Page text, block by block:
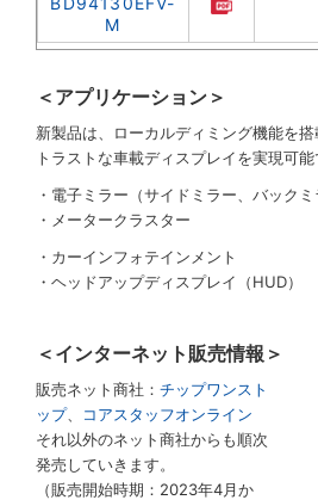
M
＜アプリケーション＞
新製品は、ローカルディミング機能を
トラストな車載ディスプレイを実現可能
・電子ミラー（サイドミラー、バックミ
・メータークラスター
・カーインフォテインメント
・ヘッドアップディスプレイ（HUD）
＜インターネット販売情報＞
販売ネット商社： チップワンスト
ップ、
コアスタッフオンライン
それ以外のネット商社からも順次
発売していきます。
（販売開始時期：2023年4月か